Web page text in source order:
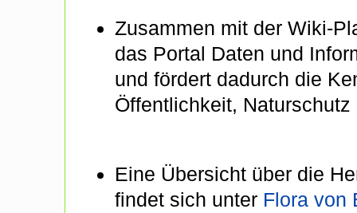
Zusammen mit der Wiki-
das Portal Daten und
und fördert dadurch die
Öffentlichkeit,
Eine Übersicht über die
findet sich unter Flora von